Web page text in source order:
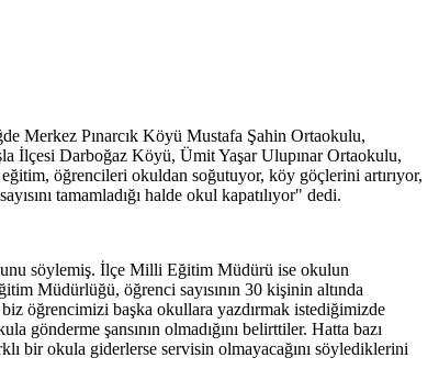
Merkez Pınarcık Köyü Mustafa Şahin Ortaokulu,
İlçesi Darboğaz Köyü, Ümit Yaşar Ulupınar Ortaokulu,
öğrencileri okuldan soğutuyor, köy göçlerini artırıyor,
tamamladığı halde okul kapatılıyor" dedi.
söylemiş. İlçe Milli Eğitim Müdürü ise okulun
Müdürlüğü, öğrenci sayısının 30 kişinin altında
öğrencimizi başka okullara yazdırmak istediğimizde
şansının olmadığını belirttiler. Hatta bazı
bir okula giderlerse servisin olmayacağını söylediklerini